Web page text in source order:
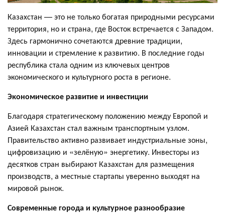
Казахстан — это не только богатая природными ресурсами
территория, но и страна, где Восток встречается с Западом.
Здесь гармонично сочетаются древние традиции,
инновации и стремление к развитию. В последние годы
республика стала одним из ключевых центров
экономического и культурного роста в регионе.
Экономическое развитие и инвестиции
Благодаря стратегическому положению между Европой и
Азией Казахстан стал важным транспортным узлом.
Правительство активно развивает индустриальные зоны,
цифровизацию и «зелёную» энергетику. Инвесторы из
десятков стран выбирают Казахстан для размещения
производств, а местные стартапы уверенно выходят на
мировой рынок.
Современные города и культурное разнообразие